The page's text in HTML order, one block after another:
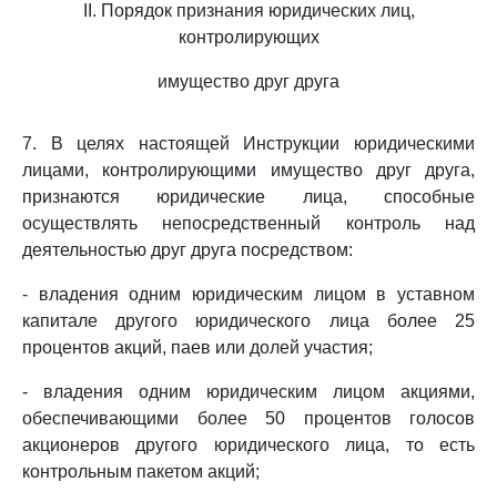
II. Порядок признания юридических лиц,
контролирующих
имущество друг друга
7. В целях настоящей Инструкции юридическими
лицами, контролирующими имущество друг друга,
признаются юридические лица, способные
осуществлять непосредственный контроль над
деятельностью друг друга посредством:
- владения одним юридическим лицом в уставном
капитале другого юридического лица более 25
процентов акций, паев или долей участия;
- владения одним юридическим лицом акциями,
обеспечивающими более 50 процентов голосов
акционеров другого юридического лица, то есть
контрольным пакетом акций;